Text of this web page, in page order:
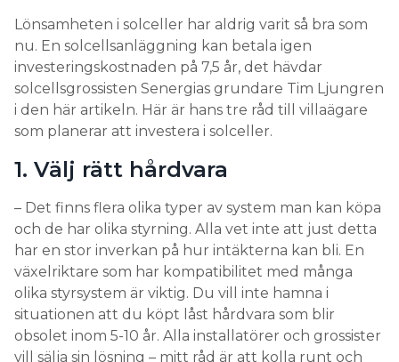
Lönsamheten i solceller har aldrig varit så bra som
nu. En solcellsanläggning kan betala igen
investeringskostnaden på 7,5 år, det hävdar
solcellsgrossisten Senergias grundare Tim Ljungren
i den här artikeln. Här är hans tre råd till villaägare
som planerar att investera i solceller.
1. Välj rätt hårdvara
– Det finns flera olika typer av system man kan köpa
och de har olika styrning. Alla vet inte att just detta
har en stor inverkan på hur intäkterna kan bli. En
växelriktare som har kompatibilitet med många
olika styrsystem är viktig. Du vill inte hamna i
situationen att du köpt låst hårdvara som blir
obsolet inom 5-10 år. Alla installatörer och grossister
vill sälja sin lösning – mitt råd är att kolla runt och